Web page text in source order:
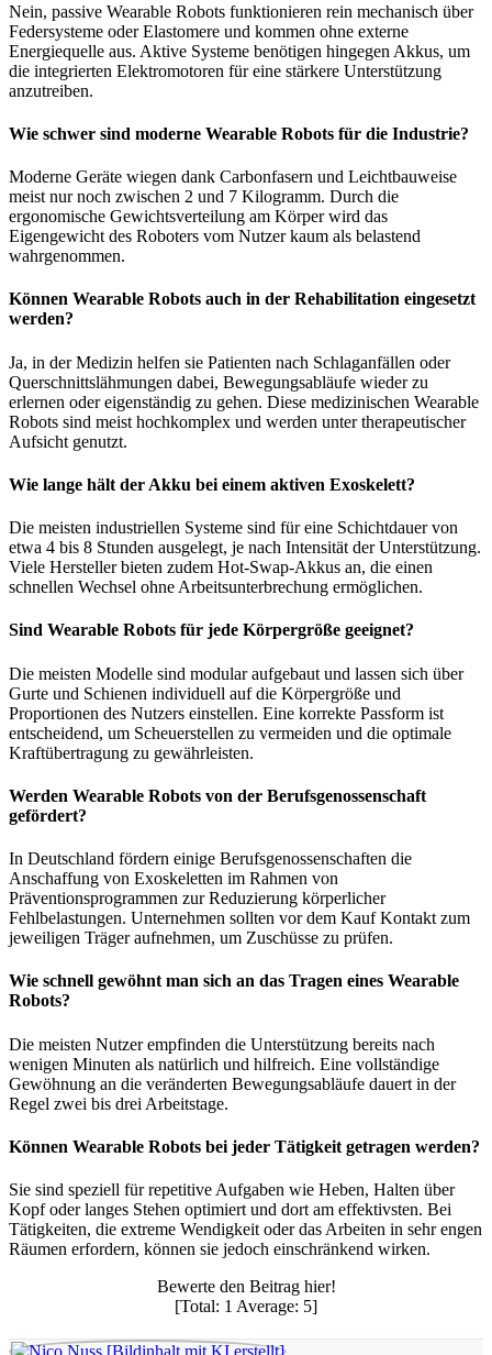
Nein, passive Wearable Robots funktionieren rein mechanisch über
Federsysteme oder Elastomere und kommen ohne externe
Energiequelle aus. Aktive Systeme benötigen hingegen Akkus, um
die integrierten Elektromotoren für eine stärkere Unterstützung
anzutreiben.
Wie schwer sind moderne Wearable Robots für die Industrie?
Moderne Geräte wiegen dank Carbonfasern und Leichtbauweise
meist nur noch zwischen 2 und 7 Kilogramm. Durch die
ergonomische Gewichtsverteilung am Körper wird das
Eigengewicht des Roboters vom Nutzer kaum als belastend
wahrgenommen.
Können Wearable Robots auch in der Rehabilitation eingesetzt
werden?
Ja, in der Medizin helfen sie Patienten nach Schlaganfällen oder
Querschnittslähmungen dabei, Bewegungsabläufe wieder zu
erlernen oder eigenständig zu gehen. Diese medizinischen Wearable
Robots sind meist hochkomplex und werden unter therapeutischer
Aufsicht genutzt.
Wie lange hält der Akku bei einem aktiven Exoskelett?
Die meisten industriellen Systeme sind für eine Schichtdauer von
etwa 4 bis 8 Stunden ausgelegt, je nach Intensität der Unterstützung.
Viele Hersteller bieten zudem Hot-Swap-Akkus an, die einen
schnellen Wechsel ohne Arbeitsunterbrechung ermöglichen.
Sind Wearable Robots für jede Körpergröße geeignet?
Die meisten Modelle sind modular aufgebaut und lassen sich über
Gurte und Schienen individuell auf die Körpergröße und
Proportionen des Nutzers einstellen. Eine korrekte Passform ist
entscheidend, um Scheuerstellen zu vermeiden und die optimale
Kraftübertragung zu gewährleisten.
Werden Wearable Robots von der Berufsgenossenschaft
gefördert?
In Deutschland fördern einige Berufsgenossenschaften die
Anschaffung von Exoskeletten im Rahmen von
Präventionsprogrammen zur Reduzierung körperlicher
Fehlbelastungen. Unternehmen sollten vor dem Kauf Kontakt zum
jeweiligen Träger aufnehmen, um Zuschüsse zu prüfen.
Wie schnell gewöhnt man sich an das Tragen eines Wearable
Robots?
Die meisten Nutzer empfinden die Unterstützung bereits nach
wenigen Minuten als natürlich und hilfreich. Eine vollständige
Gewöhnung an die veränderten Bewegungsabläufe dauert in der
Regel zwei bis drei Arbeitstage.
Können Wearable Robots bei jeder Tätigkeit getragen werden?
Sie sind speziell für repetitive Aufgaben wie Heben, Halten über
Kopf oder langes Stehen optimiert und dort am effektivsten. Bei
Tätigkeiten, die extreme Wendigkeit oder das Arbeiten in sehr engen
Räumen erfordern, können sie jedoch einschränkend wirken.
Bewerte den Beitrag hier!
[Total: 1 Average: 5]